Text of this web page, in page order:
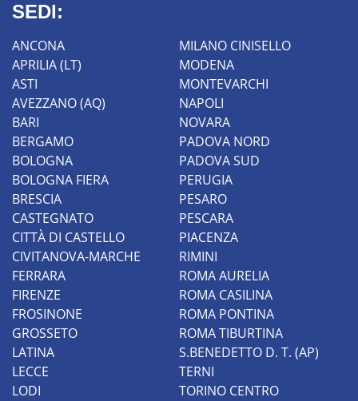
SEDI:
ANCONA
APRILIA (LT)
ASTI
AVEZZANO (AQ)
BARI
BERGAMO
BOLOGNA
BOLOGNA FIERA
BRESCIA
CASTEGNATO
CITTÀ DI CASTELLO
CIVITANOVA-MARCHE
FERRARA
FIRENZE
FROSINONE
GROSSETO
LATINA
LECCE
LODI
MILANO CINISELLO
MODENA
MONTEVARCHI
NAPOLI
NOVARA
PADOVA NORD
PADOVA SUD
PERUGIA
PESARO
PESCARA
PIACENZA
RIMINI
ROMA AURELIA
ROMA CASILINA
ROMA PONTINA
ROMA TIBURTINA
S.BENEDETTO D. T. (AP)
TERNI
TORINO CENTRO